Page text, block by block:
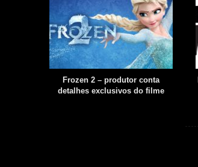
Frozen 2 – produtor conta
detalhes exclusivos do filme